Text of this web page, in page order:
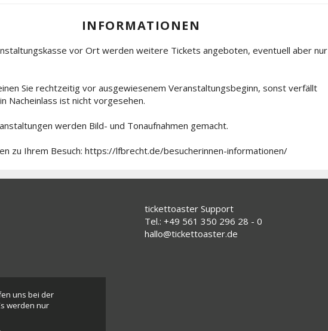
INFORMATIONEN
vor Ort werden weitere Tickets angeboten, eventuell aber nur
Sie rechtzeitig vor ausgewiesenem Veranstaltungsbeginn, sonst verfällt
Nacheinlass ist nicht vorgesehen.
werden Bild- und Tonaufnahmen gemacht.
zu Ihrem Besuch: https://lfbrecht.de/besucherinnen-informationen/
tickettoaster Support
Tel.: +49 561 350 296 28 - 0
hallo@tickettoaster.de
uns bei der
werden nur